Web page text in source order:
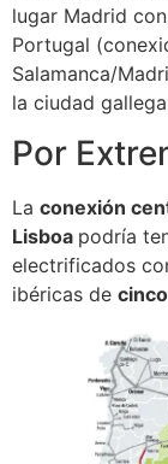
lugar Madrid
Portugal
Salamanca/
la ciudad
Por
La conexión
Lisboa podría
electrificados
ibéricas de